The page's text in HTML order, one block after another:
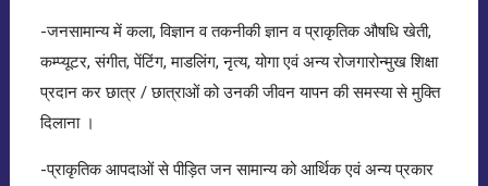
-जनसामान्य में कला, विज्ञान व तकनीकी ज्ञान व प्राकृतिक औषधि खेती,
कम्प्यूटर, संगीत, पेंटिंग, माडलिंग, नृत्य, योगा एवं अन्य रोजगारोन्मुख शिक्षा
प्रदान कर छात्र / छात्राओं को उनकी जीवन यापन की समस्या से मुक्ति
दिलाना ।
-प्राकृतिक आपदाओं से पीड़ित जन सामान्य को आर्थिक एवं अन्य प्रकार